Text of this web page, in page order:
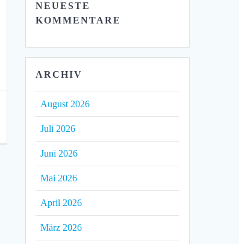
NEUESTE
KOMMENTARE
ARCHIV
August 2026
Juli 2026
Juni 2026
Mai 2026
April 2026
März 2026